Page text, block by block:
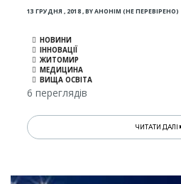
13 ГРУДНЯ , 2018,BYАНОНІМ (НЕ ПЕРЕВІРЕНО)
НОВИНИ
ІННОВАЦІЇ
ЖИТОМИР
МЕДИЦИНА
ВИЩА ОСВІТА
6 переглядів
ЧИТАТИ ДАЛІ